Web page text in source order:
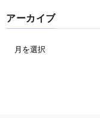
アーカイブ